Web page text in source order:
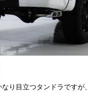
り目立つタンドラですが、